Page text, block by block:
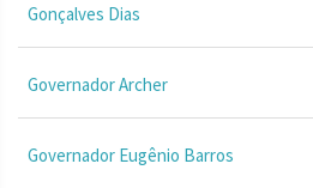
Gonçalves Dias
Governador Archer
Governador Eugênio Barros